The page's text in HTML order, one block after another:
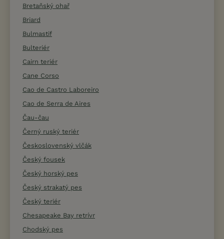
Bretaňský ohař
Briard
Bulmastif
Bulteriér
Cairn teriér
Cane Corso
Cao de Castro Laboreiro
Cao de Serra de Aires
Čau-čau
Černý ruský teriér
Československý vlčák
Český fousek
Český horský pes
Český strakatý pes
Český teriér
Chesapeake Bay retrívr
Chodský pes